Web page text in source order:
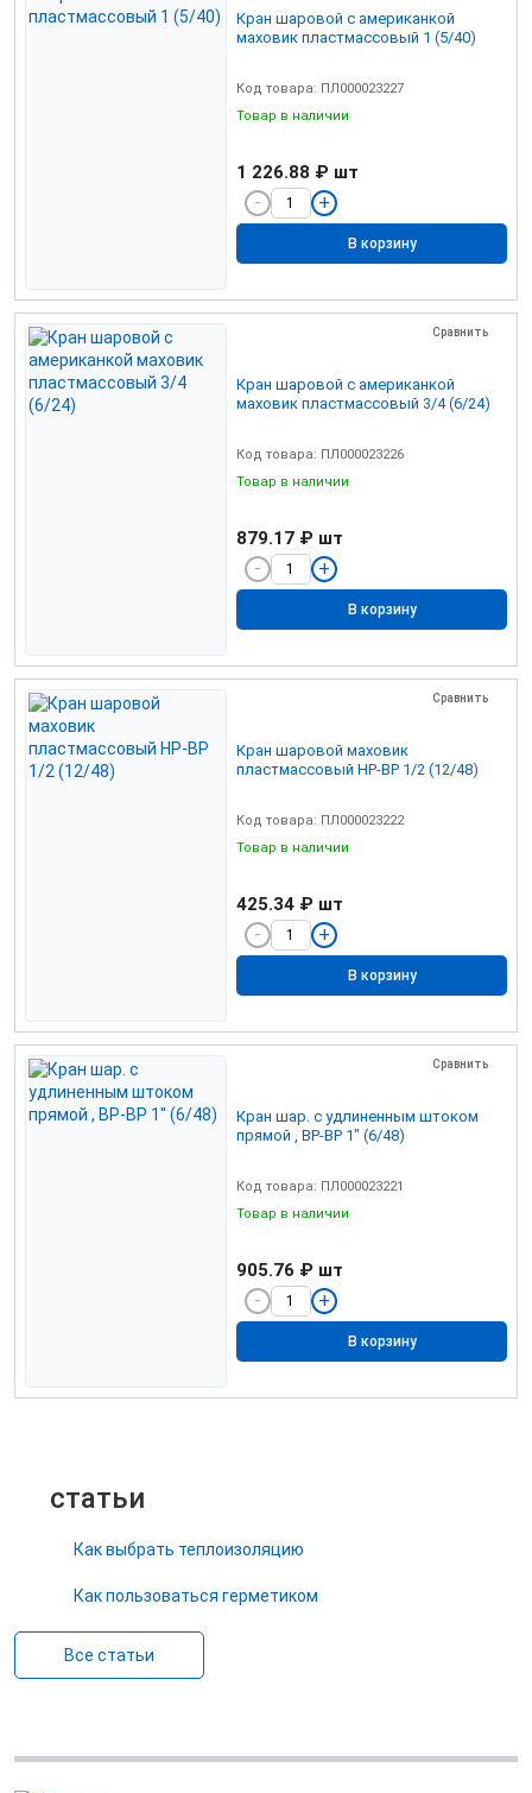
Кран шаровой с американкой
маховик пластмассовый 1 (5/40)
Код товара: ПЛ000023227
Товар в наличии
1 226.88 ₽ шт
В корзину
Сравнить
Кран шаровой с американкой
маховик пластмассовый 3/4 (6/24)
Код товара: ПЛ000023226
Товар в наличии
879.17 ₽ шт
В корзину
Сравнить
Кран шаровой маховик
пластмассовый НР-ВР 1/2 (12/48)
Код товара: ПЛ000023222
Товар в наличии
425.34 ₽ шт
В корзину
Сравнить
Кран шар. с удлиненным штоком
прямой , ВР-ВР 1" (6/48)
Код товара: ПЛ000023221
Товар в наличии
905.76 ₽ шт
В корзину
статьи
Как выбрать теплоизоляцию
Как пользоваться герметиком
Все статьи